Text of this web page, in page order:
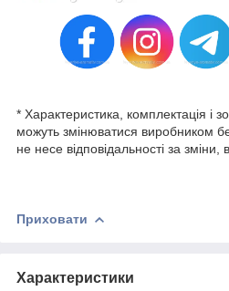
* Характеристика, комплектація і
можуть змінюватися виробником
не несе відповідальності за
Приховати
Характеристики